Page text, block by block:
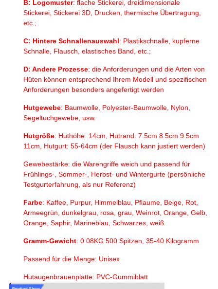
B: Logomuster: flache Stickerei, dreidimensionale
Stickerei, Stickerei 3D, Drucken, thermische Übertragung,
etc.;
C: Hintere Schnallenauswahl: Plastikschnalle, kupferne
Schnalle, Flausch, elastisches Band, etc.;
D: Andere Prozesse: die Anforderungen und die Arten von
Hüten können entsprechend Ihrem Modell und spezifischen
Anforderungen besonders angefertigt werden
Hutgewebe: Baumwolle, Polyester-Baumwolle, Nylon,
Segeltuchgewebe, usw.
Hutgröße: Huthöhe: 14cm, Hutrand: 7.5cm 8.5cm 9.5cm
11cm, Hutgurt: 55-64cm (der Flausch kann justiert werden)
Gewebestärke: die Warengriffe weich und passend für
Frühlings-, Sommer-, Herbst- und Wintergurte (persönliche
Testgurterfahrung, als nur Referenz)
Farbe: Kaffee, Purpur, Himmelblau, Pflaume, Beige, Rot,
Armeegrün, dunkelgrau, rosa, grau, Weinrot, Orange, Gelb,
Orange, Saphir, Marineblau, Schwarzes, weiß
Gramm-Gewicht: 0.08KG 500 Spitzen, 35-40 Kilogramm
Passend für die Menge: Unisex
Hutaugenbrauenplatte: PVC-Gummiblatt